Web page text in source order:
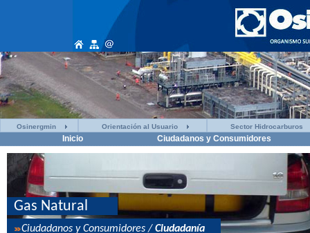
Osinergmin Orientación al Usuario Sector Hidrocarburos
Inicio Ciudadanos y Consumidores